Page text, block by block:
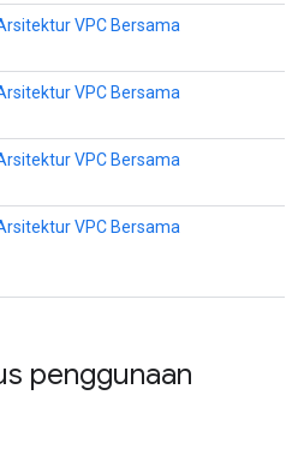
VPC Bersama
VPC Bersama
VPC Bersama
VPC Bersama
penggunaan